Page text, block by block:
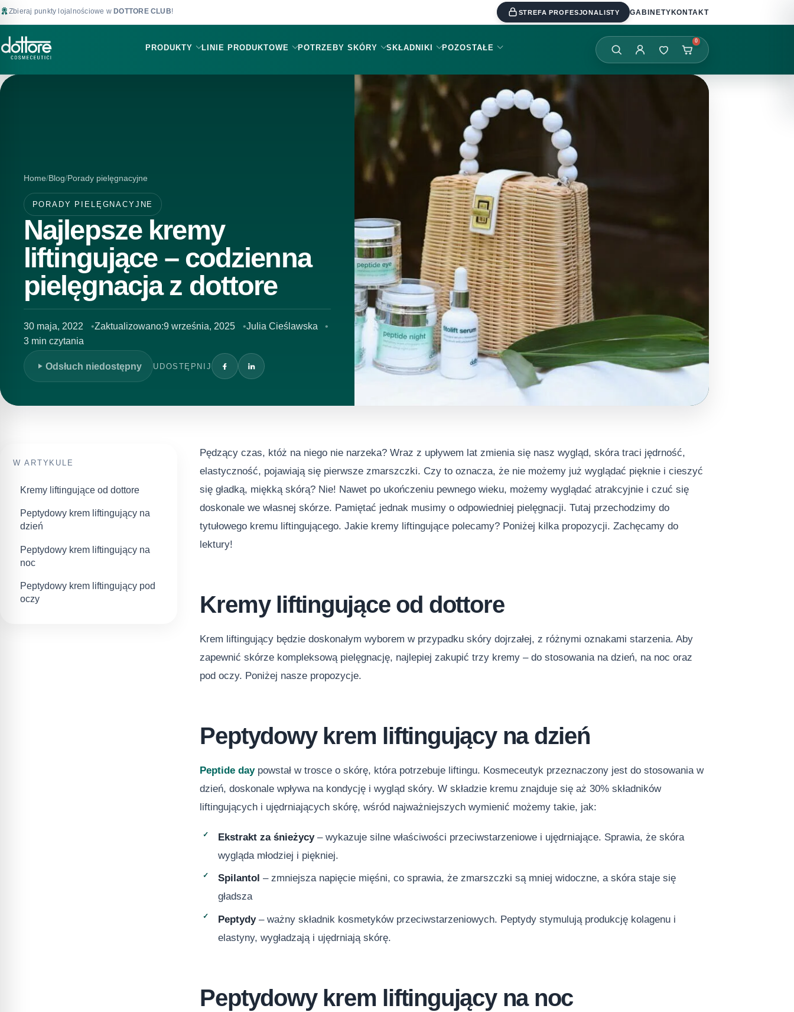
Zbieraj punkty lojalnościowe w DOTTORE CLUB! STREFA PROFESJONALISTY GABINETY KONTAKT
PRODUKTY LINIE PRODUKTOWE POTRZEBY SKÓRY SKŁADNIKI POZOSTAŁE
0
Home Blog Porady pielęgnacyjne
PORADY PIELĘGNACYJNE
Najlepsze kremy
liftingujące – codzienna
pielęgnacja z dottore
30 maja, 2022 Zaktualizowano:9 września, 2025
Julia Cieślawska
3 min czytania
Odsłuch niedostępny UDOSTĘPNIJ
W ARTYKULE
Kremy liftingujące od dottore
Peptydowy krem liftingujący na
dzień
Peptydowy krem liftingujący na
noc
Peptydowy krem liftingujący pod
oczy
Pędzący czas, któż na niego nie narzeka? Wraz z upływem lat zmienia się nasz wygląd, skóra traci jędrność,
elastyczność, pojawiają się pierwsze zmarszczki. Czy to oznacza, że nie możemy już wyglądać pięknie i cieszyć
się gładką, miękką skórą? Nie! Nawet po ukończeniu pewnego wieku, możemy wyglądać atrakcyjnie i czuć się
doskonale we własnej skórze. Pamiętać jednak musimy o odpowiedniej pielęgnacji. Tutaj przechodzimy do
tytułowego kremu liftingującego. Jakie kremy liftingujące polecamy? Poniżej kilka propozycji. Zachęcamy do
lektury!
Kremy liftingujące od dottore
Krem liftingujący będzie doskonałym wyborem w przypadku skóry dojrzałej, z różnymi oznakami starzenia. Aby
zapewnić skórze kompleksową pielęgnację, najlepiej zakupić trzy kremy ‒ do stosowania na dzień, na noc oraz
pod oczy. Poniżej nasze propozycje.
Peptydowy krem liftingujący na dzień
Peptide daypowstał w trosce o skórę, która potrzebuje liftingu. Kosmeceutyk przeznaczony jest do stosowania w
dzień, doskonale wpływa na kondycję i wygląd skóry. W składzie kremu znajduje się aż 30% składników
liftingujących i ujędrniających skórę, wśród najważniejszych wymienić możemy takie, jak:
Ekstrakt za śnieżycy‒ wykazuje silne właściwości przeciwstarzeniowe i ujędrniające. Sprawia, że skóra
wygląda młodziej i piękniej.
Spilantol ‒ zmniejsza napięcie mięśni, co sprawia, że zmarszczki są mniej widoczne, a skóra staje się
gładsza
Peptydy‒ ważny składnik kosmetyków przeciwstarzeniowych. Peptydy stymulują produkcję kolagenu i
elastyny, wygładzają i ujędrniają skórę.
Peptydowy krem liftingujący na noc